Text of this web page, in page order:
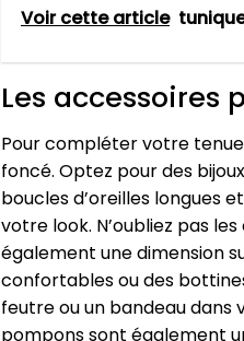
Voir cette article
Les
Pour compléter votre
foncé. Optez pour des
boucles d’oreilles longues
votre look. N’oubliez pas
également une dimension
confortables ou des
feutre ou un bandeau dans
pompons sont également